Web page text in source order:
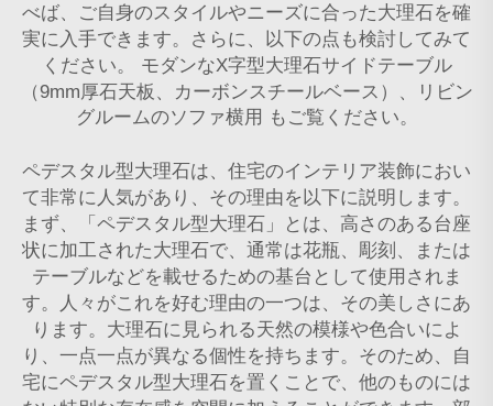
べば、ご自身のスタイルやニーズに合った大理石を確
実に入手できます。さらに、以下の点も検討してみて
ください。 モダンなX字型大理石サイドテーブル
（9mm厚石天板、カーボンスチールベース）、リビン
グルームのソファ横用 もご覧ください。
ペデスタル型大理石は、住宅のインテリア装飾におい
て非常に人気があり、その理由を以下に説明します。
まず、「ペデスタル型大理石」とは、高さのある台座
状に加工された大理石で、通常は花瓶、彫刻、または
テーブルなどを載せるための基台として使用されま
す。人々がこれを好む理由の一つは、その美しさにあ
ります。大理石に見られる天然の模様や色合いによ
り、一点一点が異なる個性を持ちます。そのため、自
宅にペデスタル型大理石を置くことで、他のものには